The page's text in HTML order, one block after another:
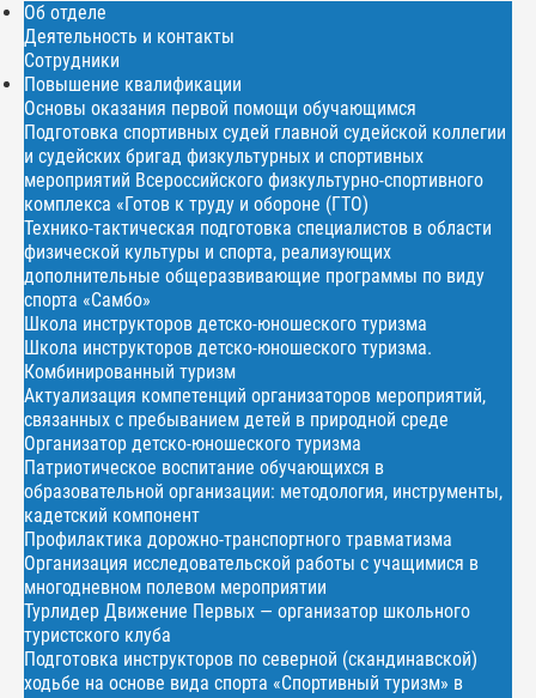
Об отделе
Деятельность и контакты
Сотрудники
Повышение квалификации
Основы оказания первой помощи обучающимся
Подготовка спортивных судей главной судейской коллегии
и судейских бригад физкультурных и спортивных
мероприятий Всероссийского физкультурно-спортивного
комплекса «Готов к труду и обороне (ГТО)
Технико-тактическая подготовка специалистов в области
физической культуры и спорта, реализующих
дополнительные общеразвивающие программы по виду
спорта «Самбо»
Школа инструкторов детско-юношеского туризма
Школа инструкторов детско-юношеского туризма.
Комбинированный туризм
Актуализация компетенций организаторов мероприятий,
связанных с пребыванием детей в природной среде
Организатор детско-юношеского туризма
Патриотическое воспитание обучающихся в
образовательной организации: методология, инструменты,
кадетский компонент
Профилактика дорожно-транспортного травматизма
Организация исследовательской работы с учащимися в
многодневном полевом мероприятии
Турлидер Движение Первых — организатор школьного
туристского клуба
Подготовка инструкторов по северной (скандинавской)
ходьбе на основе вида спорта «Спортивный туризм» в